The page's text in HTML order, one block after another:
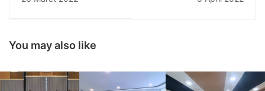
Undiknas Meraih
Thailand
Program Studi
You may also like